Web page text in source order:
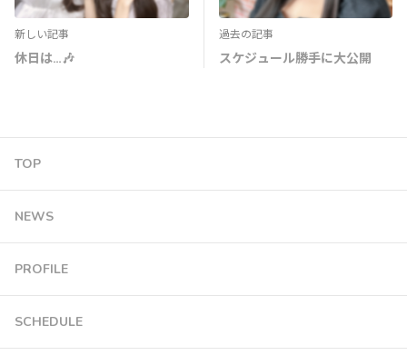
新しい記事
休日は…🎶
過去の記事
スケジュール勝手に大公開
TOP
NEWS
PROFILE
SCHEDULE